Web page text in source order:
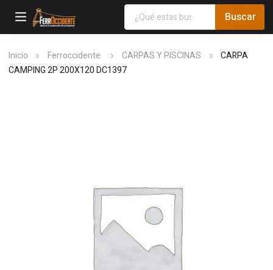
Inicio Ferroccidente CARPAS Y PISCINAS
CARPA
CAMPING 2P 200X120 DC1397